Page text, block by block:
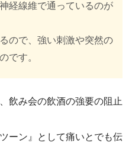
経線維で通っているのが
ので、強い刺激や突然の
です。
飲み会の飲酒の強要の阻止
ーン』として痛いとでも伝